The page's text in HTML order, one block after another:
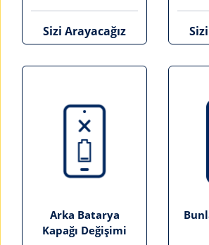
Sizi Arayacağız
Arka Batarya
Kapağı Değişimi